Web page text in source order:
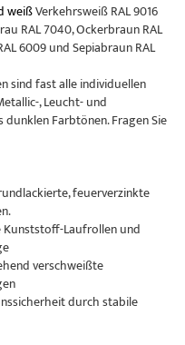
weißVerkehrsweiß RAL 9016
RAL 7040, Ockerbraun RAL
6009 und Sepiabraun RAL
sind fast alle individuellen
, Leucht- und
Farbtönen. Fragen Sie
feuerverzinkte
Laufrollen und
verschweißte
durch stabile